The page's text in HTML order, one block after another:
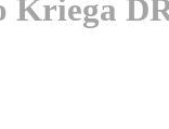
Kriega